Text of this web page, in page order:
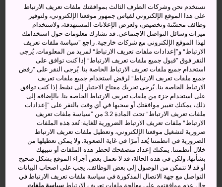
تضم الينابيع الساخنة الطبيعية. ويوجد بالقرب من إوامي جينزان،
أحد مواقع التراث العالمي المسجَّلة.
تنتشر في المنطقة الشواهد على سحر العصور السابقة. وبعد
الانتهاء من جولات استكشاف التاريخ والثقافة، ستلاحظ أن غابات
المنطقة وشواطئها الجميلة غير مزدحمة وتستحق الزيارة.
أنشطة ومعالم رائعة
إطلالات من قمة جبل سانبي
نفق منجم يمتد عبر الجبل
شاطئ كوتوغاهاما، شاطئ "الرمال المُغنية"
نستخدم نحن وشركات الطرف الثالث بموافقتك ملفات تعريف الارتباط
على هذا الموقع الإلكتروني لقياس جمهور موقعنا الإلكتروني، ولتوفير
وظائف محسّنة وتخصيص، ولعرض الإعلانات المستهدفة، ولاستخدام
ميزات وسائل التواصل الاجتماعي. قد نشارك معلومات حول استخدامك
لهذا الموقع الإلكتروني مع شركات خارجية. راجع ”سياسة ملفات تعريف
الارتباط“ و”إعدادات ملفات تعريف الارتباط“ لمزيد من المعلومات. يُرجى
النقر فوق ”قبول جميع ملفات تعريف الارتباط“ إذا كنت توافق على
استخدام جميع ملفات تعريف الارتباط الخاصة بنا. يُرجى النقر على ”رفض
جميع ملفات تعريف الارتباط“ لرفض استخدام جميع ملفات تعريف
الارتباط الخاصة بنا. يُرجى تحريك مفتاح الاختيار إلى نشط إذا كنت توافق
على استخدام جزء من ملفات تعريف الارتباط الخاصة بنا. بالإضافة إلى
ذلك، يمكنك تغيير موافقتك أو سحبها في أي وقت بالنقر على ”إعدادات
ملفات تعريف الارتباط“ تحت المادة 3.2 من ”سياسة ملفات تعريف
الارتباط“ ملفات تعريف الارتباط الضرورية للغاية: تُعد هذه الملفات
ضرورية لتشغيل موقعنا الإلكتروني، وتعطيل ملفات تعريف الارتباط
الضرورية في انظمتنا يُعد أمرًا في غاية الصعوبة. ولا يمكن تعطيلها من
خلال أنظمتنا. يمكنك إعداد متصفحك لحظر هذه الملفات أو تنبيهك
بشأنها، ولكن في هذه الحالة، قد لا تعمل بعض أجزاء الموقع بشكل صحيح
أو قد لا تتمكن من الوصول إلى بعض الوظائف. يجب على اصحاب البيانات
التواصل مع جهة الاتصال المذكورة في سياسة ملفات تعريف الارتباط في
حال عدم موافقتهم على معالجة ملفات تعريف الارتباطسياسة ملفات